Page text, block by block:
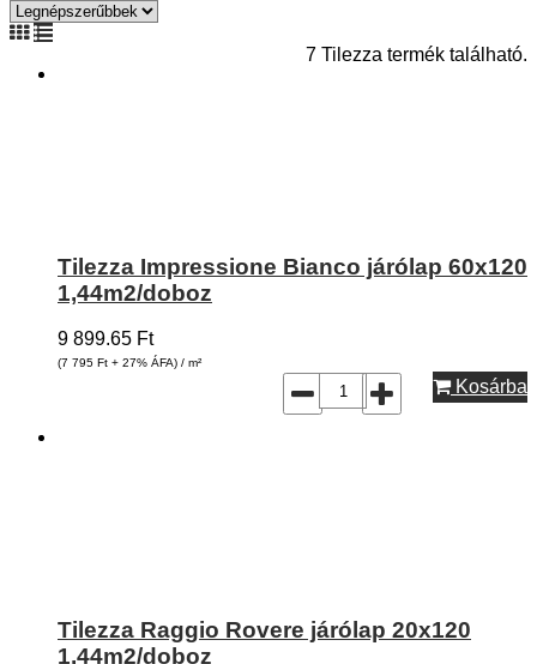
7 Tilezza termék található.
Tilezza Impressione Bianco járólap 60x120
1,44m2/doboz
9 899.65 Ft
(7 795 Ft + 27% ÁFA) / m²
Kosárba
Tilezza Raggio Rovere járólap 20x120
1,44m2/doboz